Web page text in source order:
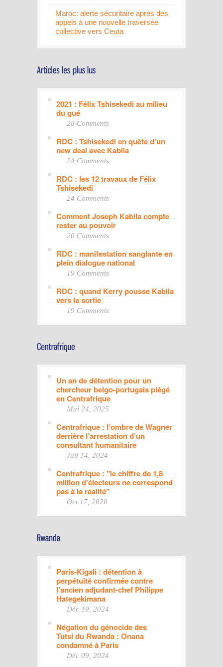
Maroc: alerte sécuritaire après des
appels à une nouvelle traversée
collective vers Ceuta
2021 : Félix Tshisekedi au milieu
du gué
28 Comments
RDC : Tshisekedi en quête d’un
new deal avec Kabila
24 Comments
RDC : les 12 travaux de Félix
Tshisekedi
24 Comments
Comment Joseph Kabila compte
rester au pouvoir
20 Comments
RDC : manifestation sanglante en
plein dialogue national
19 Comments
RDC : quand Kerry pousse Kabila
vers la sortie
19 Comments
Un an de détention pour un
chercheur belgo-portugais piégé
en Centrafrique
Mai 24, 2025
Centrafrique : l’ombre de Wagner
derrière l’arrestation d’un
consultant humanitaire
Juil 14, 2024
Centrafrique : "le chiffre de 1,8
million d’électeurs ne correspond
pas à la réalité"
Oct 17, 2020
Paris-Kigali : détention à
perpétuité confirmée contre
l’ancien adjudant-chef Philippe
Hategekimana
Déc 19, 2024
Négation du génocide des
Tutsi du Rwanda : Onana
condamné à Paris
Déc 09, 2024